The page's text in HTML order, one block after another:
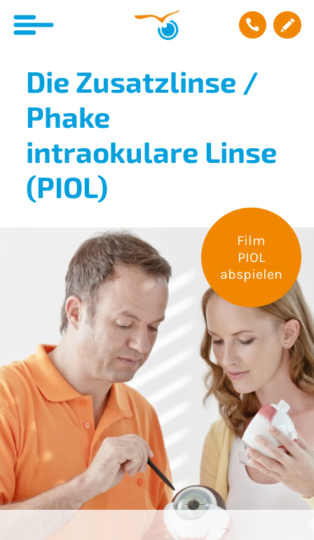
Die Zusatzlinse /
Phake
intraokulare Linse
(PIOL)
Film
PIOL
abspielen